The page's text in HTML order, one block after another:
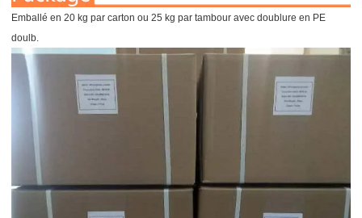
Emballé en 20 kg par carton ou 25 kg par tambour avec doublure en PE
doulb.